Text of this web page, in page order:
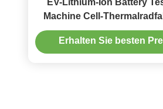
EV-Lithium-Ion Battery
Machine Cell-
Testgerät
Erhalten Sie besten